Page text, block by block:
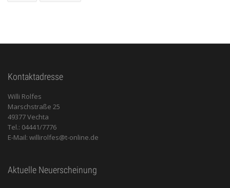
Kontaktadresse
Willi Rolfes
Marschstraße 25
49377 Vechta
Tel.: 04441/7776
E-Mail: willirolfes@t-online.de
Aktuelle Neuerscheinung